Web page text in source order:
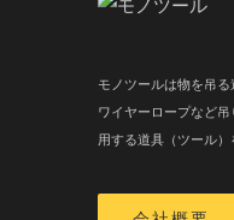
モノツールは物を吊る
ワイヤーロープなど
用する道具（ツール）